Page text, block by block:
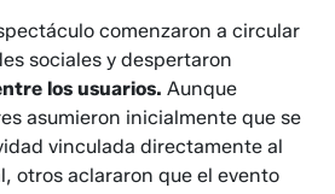
comenzaron a circular
sociales y despertaron
los usuarios. Aunque
asumieron inicialmente que se
vinculada directamente al
otros aclararon que el evento